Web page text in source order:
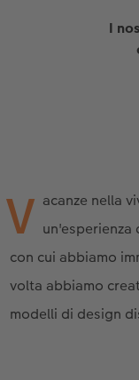
I
V acanze nella
con cui abbiamo
volta abbiamo
modelli di design